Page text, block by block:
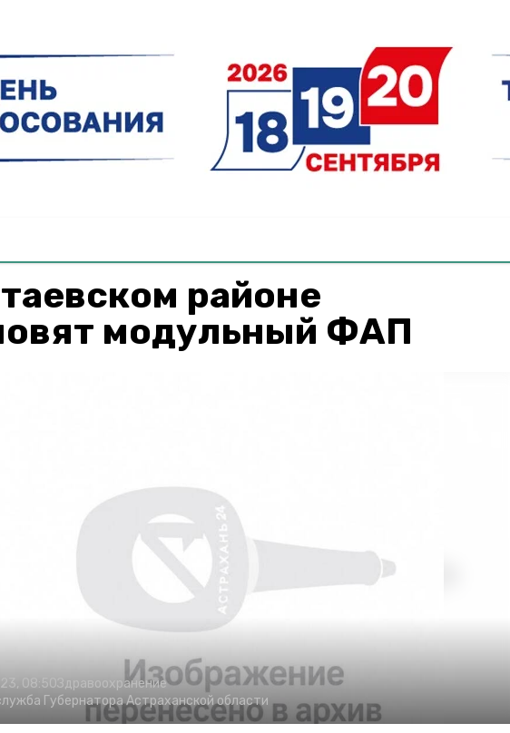
районе
модульный ФАП
08:50Здравоохранение
Губернатора Астраханской области